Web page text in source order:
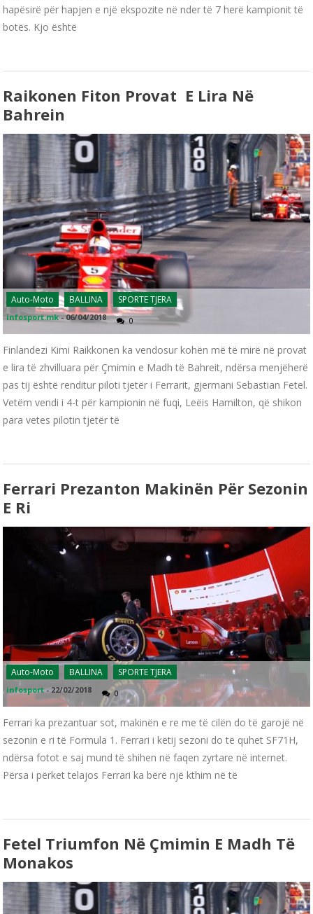
hapësirë për hapjen e një ekspozite në nder të 7 herë kampionit të
botës. Kjo është
Raikonen Fiton Provat E Lira Në
Bahrein
Auto-Moto BALLINA SPORTE TJERA
infosport.mk -06/04/2018 0
Finlandezi Kimi Raikkonen ka vendosur kohën më të mirë në provat
e lira të zhvilluara për Çmimin e Madh të Bahreit, ndërsa menjëherë
pas tij është renditur piloti tjetër i Ferrarit, gjermani Sebastian Fetel.
Vetëm vendi i 4-t për kampionin në fuqi, Leëis Hamilton, që shikon
para vetes pilotin tjetër të
Ferrari Prezanton Makinën Për Sezonin
E Ri
Auto-Moto BALLINA SPORTE TJERA
infosport -22/02/2018 0
Ferrari ka prezantuar sot, makinën e re me të cilën do të garojë në
sezonin e ri të Formula 1. Ferrari i këtij sezoni do të quhet SF71H,
ndërsa fotot e saj mund të shihen në faqen zyrtare në internet.
Përsa i përket telajos Ferrari ka bërë një kthim në të
Fetel Triumfon Në Çmimin E Madh Të
Monakos